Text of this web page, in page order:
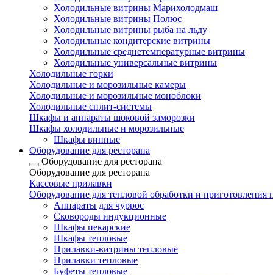
Холодильные витрины Марихолодмаш
Холодильные витрины Полюс
Холодильные витрины рыба на льду
Холодильные кондитерские витрины
Холодильные среднетемпературные витрины
Холодильные универсальные витрины
Холодильные горки
Холодильные и морозильные камеры
Холодильные и морозильные моноблоки
Холодильные сплит-системы
Шкафы и аппараты шоковой заморозки
Шкафы холодильные и морозильные
Шкафы винные
Оборудование для ресторана
Оборудование для ресторана
Оборудование для ресторана
Кассовые прилавки
Оборудование для тепловой обработки и приготовления
Аппараты для чуррос
Сковороды индукционные
Шкафы пекарские
Шкафы тепловые
Прилавки-витрины тепловые
Прилавки тепловые
Буфеты тепловые